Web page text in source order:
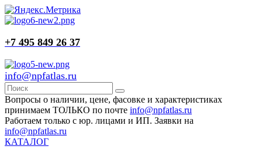
+7 495 849 26 37
info@npfatlas.ru
Вопросы о наличии, цене, фасовке и характеристиках
принимаем ТОЛЬКО по почте info@npfatlas.ru
Работаем только с юр. лицами и ИП. Заявки на
info@npfatlas.ru
КАТАЛОГ